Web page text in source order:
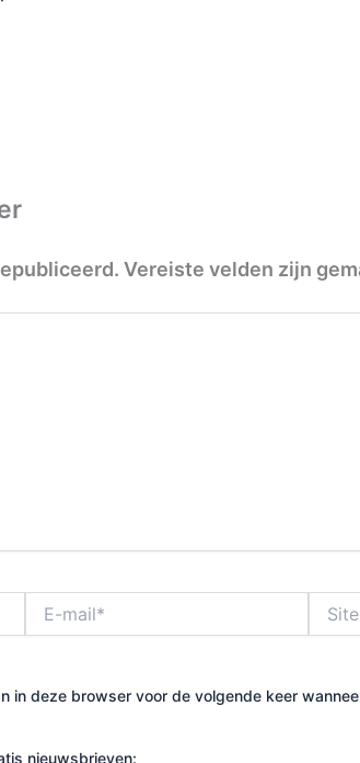
Vereiste velden zijn
mail*
in deze browser voor de volgende keer
nieuwsbrieven: